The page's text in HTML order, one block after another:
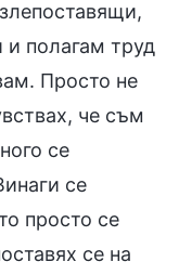
и полагам труд
Просто не
че съм
се
се
просто се
се на